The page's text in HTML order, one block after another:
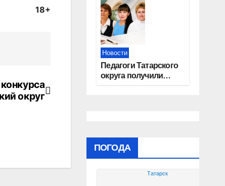
18+
округ
«Единой России»
контролируют
работы на
социальных
объектах
Новости
Педагоги Татарского
округа получили
ПОГОДА
Татарск